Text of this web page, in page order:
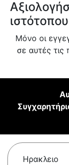
Μόνο οι
σε αυτές τις
Ηρακλειο